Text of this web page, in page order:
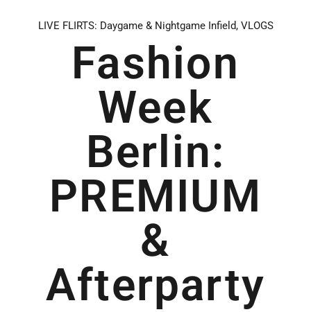
LIVE FLIRTS: Daygame & Nightgame Infield, VLOGS
Fashion
Week
Berlin:
PREMIUM
&
Afterparty